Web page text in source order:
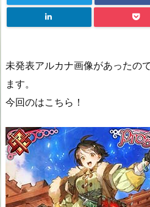
未発表アルカナ画像があったの
ます。
今回のはこちら！